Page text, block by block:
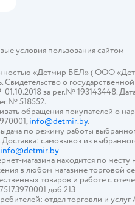
условия пользования сайтом
«Детмир БЕЛ» ( ООО
Свидетельство о
за рег.№ 193143448.
518552.
обращения покупателей о
info@detmir.by.
по режиму работы
самовывоз из
info@detmir.by
магазина находится по
в любом магазине торговой
товаров и работе с
доб.213
отдел торговли и услуг